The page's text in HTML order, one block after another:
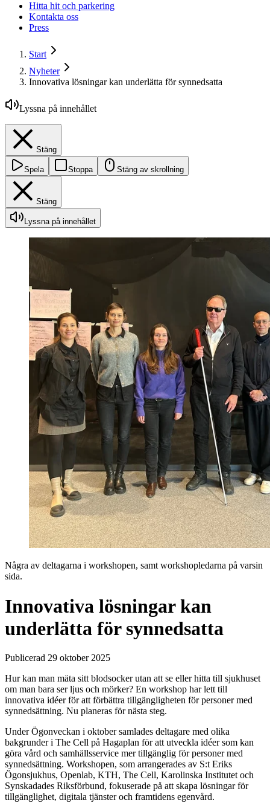
Hitta hit och parkering
Kontakta oss
Press
Start
Nyheter
Innovativa lösningar kan underlätta för synnedsatta
Lyssna på innehållet
Stäng
Spela Stoppa Stäng av skrollning
Stäng
Lyssna på innehållet
Några av deltagarna i workshopen, samt workshopledarna på varsin
sida.
Innovativa lösningar kan
underlätta för synnedsatta
Publicerad 29 oktober 2025
Hur kan man mäta sitt blodsocker utan att se eller hitta till sjukhuset
om man bara ser ljus och mörker? En workshop har lett till
innovativa idéer för att förbättra tillgängligheten för personer med
synnedsättning. Nu planeras för nästa steg.
Under Ögonveckan i oktober samlades deltagare med olika
bakgrunder i The Cell på Hagaplan för att utveckla idéer som kan
göra vård och samhällsservice mer tillgänglig för personer med
synnedsättning. Workshopen, som arrangerades av S:t Eriks
Ögonsjukhus, Openlab, KTH, The Cell, Karolinska Institutet och
Synskadades Riksförbund, fokuserade på att skapa lösningar för
tillgänglighet, digitala tjänster och framtidens egenvård.